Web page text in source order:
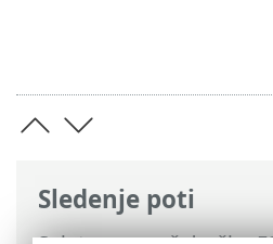
Sledenje poti